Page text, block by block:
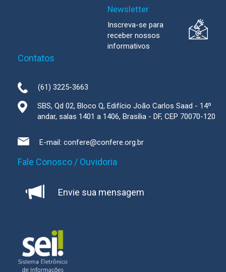
Newsletter
Inscreva-se para
receber nossos
informativos
Contatos
(61) 3225-3663
SBS, Qd 02, Bloco Q, Edifício João Carlos Saad - 14º
andar, salas 1401 a 1406, Brasília - DF, CEP 70070-120
E-mail: confere@confere.org.br
Fale Conosco / Ouvidoria
Envie sua mensagem